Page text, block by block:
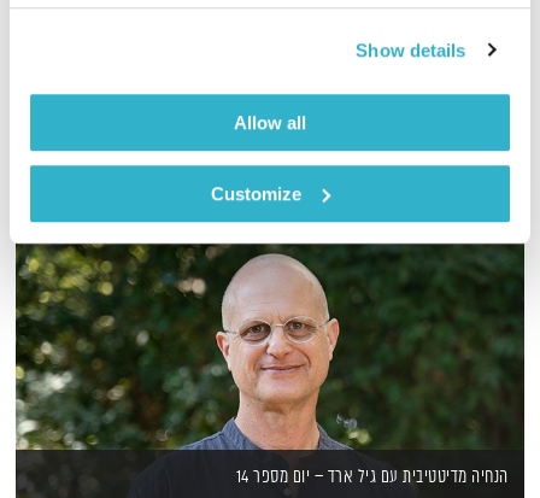
Show details
Allow all
Customize
שיעזרו לכם להוריד הילוך
אודיו
הנחיה מדיטטיבית עם גיל ארד – יום מספר 14